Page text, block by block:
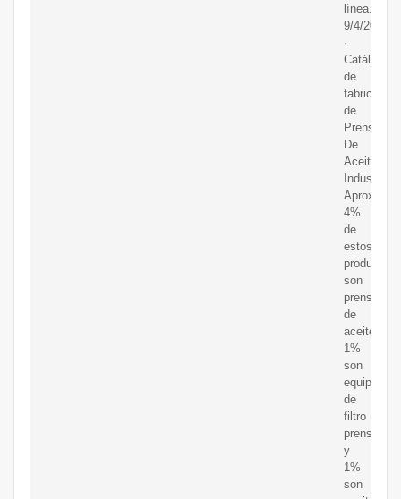
línea.
9/4/2020
·
Catálogo
de
fabricantes
de
Prensa
De
Aceite
Industrial.
4%
de
estos
productos
son
prensas
de
aceite,
1%
son
equipo
de
filtro
prensa
y
1%
son